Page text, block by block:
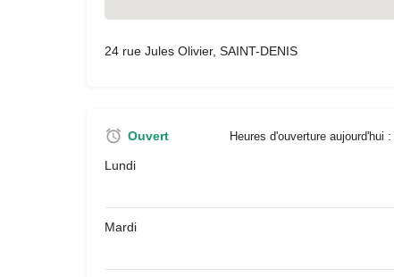
24 rue Jules Olivier, SAINT-DENIS
Ouvert Heures d'ouverture aujourd'hui :
Lundi
Mardi